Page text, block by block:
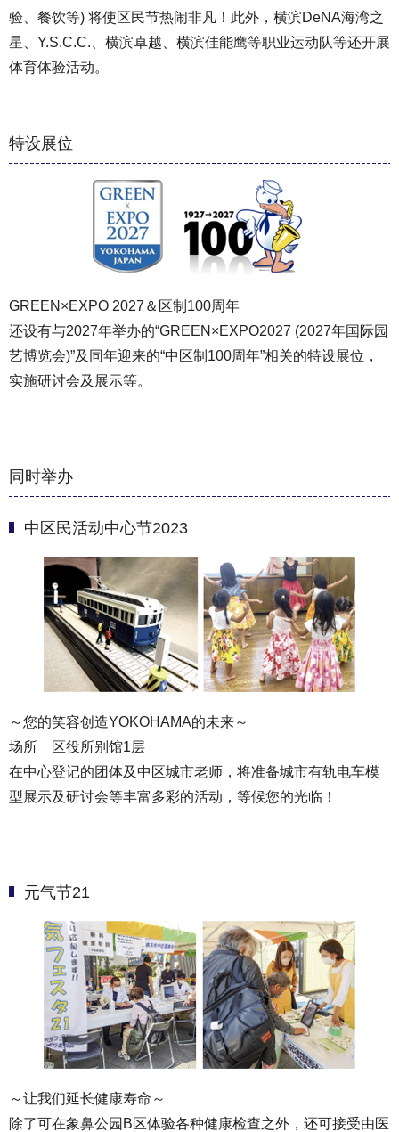
验、餐饮等) 将使区民节热闹非凡！此外，横滨DeNA海湾之
星、Y.S.C.C.、横滨卓越、横滨佳能鹰等职业运动队等还开展
体育体验活动。
特设展位
GREEN×EXPO 2027＆区制100周年
还设有与2027年举办的“GREEN×EXPO2027 (2027年国际园
艺博览会)”及同年迎来的“中区制100周年”相关的特设展位，
实施研讨会及展示等。
同时举办
中区民活动中心节2023
～您的笑容创造YOKOHAMA的未来～
场所 区役所别馆1层
在中心登记的团体及中区城市老师，将准备城市有轨电车模
型展示及研讨会等丰富多彩的活动，等候您的光临！
元气节21
～让我们延长健康寿命～
除了可在象鼻公园B区体验各种健康检查之外，还可接受由医